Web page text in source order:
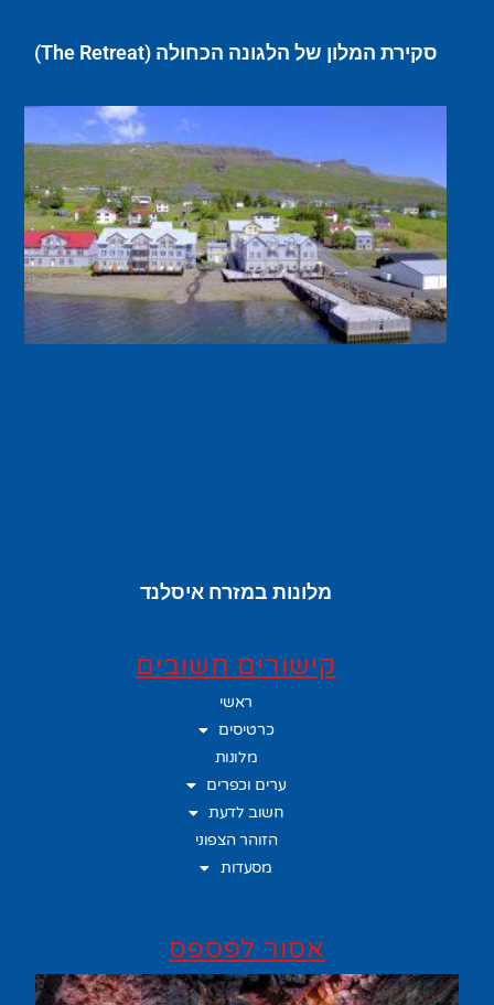
סקירת המלון של הלגונה הכחולה (The Retreat)
מלונות במזרח איסלנד
קישורים חשובים
ראשי
כרטיסים
מלונות
ערים וכפרים
חשוב לדעת
הזוהר הצפוני
מסעדות
אסור לפספס